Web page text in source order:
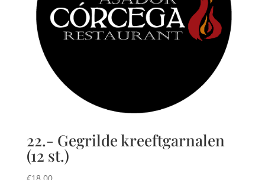
22.- Gegrilde kreeftgarnalen
(12 st.)
€18,00